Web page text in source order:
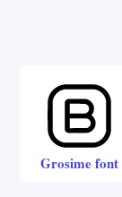
Grosime font